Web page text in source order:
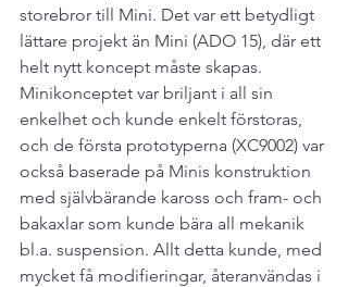
storebror till Mini. Det var ett betydligt
lättare projekt än Mini (ADO 15), där ett
helt nytt koncept måste skapas.
Minikonceptet var briljant i all sin
enkelhet och kunde enkelt förstoras,
och de första prototyperna (XC9002) var
också baserade på Minis konstruktion
med självbärande kaross och fram- och
bakaxlar som kunde bära all mekanik
bl.a. suspension. Allt detta kunde, med
mycket få modifieringar, återanvändas i